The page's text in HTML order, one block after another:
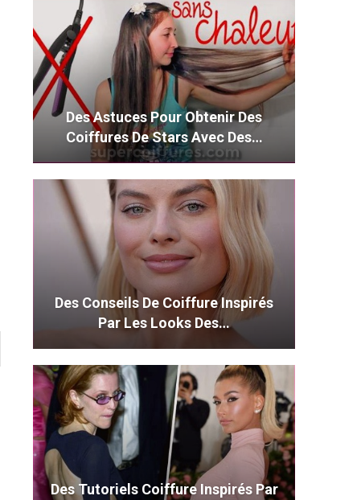
Des Astuces Pour Obtenir Des
Coiffures De Stars Avec Des…
Des Conseils De Coiffure Inspirés
Par Les Looks Des…
Des Tutoriels Coiffure Inspirés Par